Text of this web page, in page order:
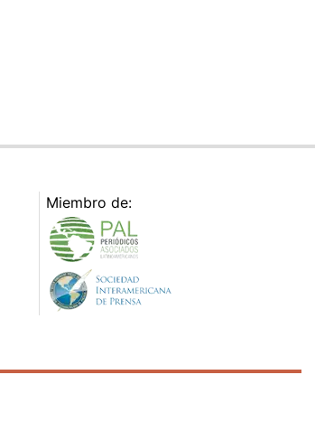
Miembro de: